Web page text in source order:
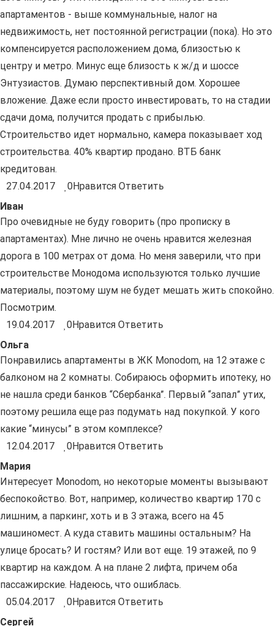
апартаментов - выше коммунальные, налог на
недвижимость, нет постоянной регистрации (пока). Но это
компенсируется расположением дома, близостью к
центру и метро. Минус еще близость к ж/д и шоссе
Энтузиастов. Думаю перспективный дом. Хорошее
вложение. Даже если просто инвестировать, то на стадии
сдачи дома, получится продать с прибылью.
Строительство идет нормально, камера показывает ход
строительства. 40% квартир продано. ВТБ банк
кредитован.
27.04.2017
0Нравится Ответить
Иван
Про очевидные не буду говорить (про прописку в
апартаментах). Мне лично не очень нравится железная
дорога в 100 метрах от дома. Но меня заверили, что при
строительстве Монодома используются только лучшие
материалы, поэтому шум не будет мешать жить спокойно.
Посмотрим.
19.04.2017
0Нравится Ответить
Ольга
Понравились апартаменты в ЖК Monodom, на 12 этаже с
балконом на 2 комнаты. Собираюсь оформить ипотеку, но
не нашла среди банков “Сбербанка”. Первый “запал” утих,
поэтому решила еще раз подумать над покупкой. У кого
какие “минусы” в этом комплексе?
12.04.2017
0Нравится Ответить
Мария
Интересует Monodom, но некоторые моменты вызывают
беспокойство. Вот, например, количество квартир 170 с
лишним, а паркинг, хоть и в 3 этажа, всего на 45
машиномест. А куда ставить машины остальным? На
улице бросать? И гостям? Или вот еще. 19 этажей, по 9
квартир на каждом. А на плане 2 лифта, причем оба
пассажирские. Надеюсь, что ошиблась.
05.04.2017
0Нравится Ответить
Сергей